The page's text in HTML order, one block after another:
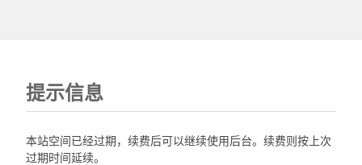
提示信息
本站空间已经过期，续费后可以继续使用后台。续费则按上次
过期时间延续。